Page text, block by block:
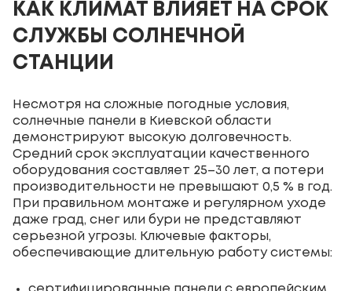
КАК КЛИМАТ ВЛИЯЕТ НА СРОК
СЛУЖБЫ СОЛНЕЧНОЙ
СТАНЦИИ
Несмотря на сложные погодные условия,
солнечные панели в Киевской области
демонстрируют высокую долговечность.
Средний срок эксплуатации качественного
оборудования составляет 25–30 лет, а потери
производительности не превышают 0,5 % в год.
При правильном монтаже и регулярном уходе
даже град, снег или бури не представляют
серьезной угрозы. Ключевые факторы,
обеспечивающие длительную работу системы: